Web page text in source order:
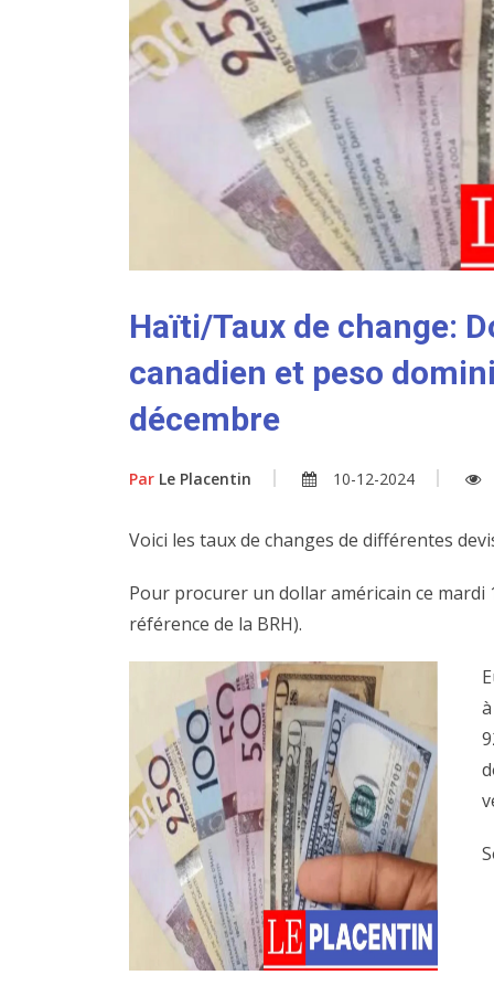
Haïti/Taux de change:
canadien et peso
décembre
Par Le Placentin 10-12-2024
Voici les taux de changes de différentes
Pour procurer un dollar américain ce mardi
référence de la BRH).